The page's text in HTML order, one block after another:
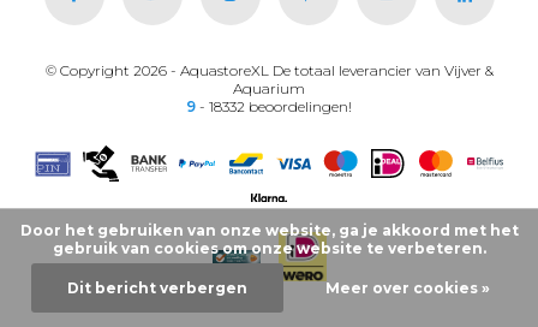
© Copyright 2026 - AquastoreXL De totaal leverancier van Vijver &
Aquarium
9 - 18332 beoordelingen!
Door het gebruiken van onze website, ga je akkoord met het
gebruik van cookies om onze website te verbeteren.
Dit bericht verbergen Meer over cookies »